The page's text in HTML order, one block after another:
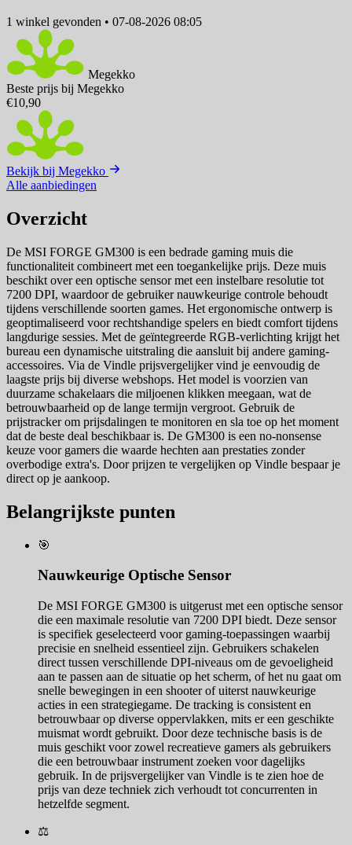
1 winkel gevonden • 07-08-2026 08:05
Megekko
Beste prijs bij Megekko
€10,90
Bekijk bij Megekko
Alle aanbiedingen
Overzicht
De MSI FORGE GM300 is een bedrade gaming muis die
functionaliteit combineert met een toegankelijke prijs. Deze muis
beschikt over een optische sensor met een instelbare resolutie tot
7200 DPI, waardoor de gebruiker nauwkeurige controle behoudt
tijdens verschillende soorten games. Het ergonomische ontwerp is
geoptimaliseerd voor rechtshandige spelers en biedt comfort tijdens
langdurige sessies. Met de geïntegreerde RGB-verlichting krijgt het
bureau een dynamische uitstraling die aansluit bij andere gaming-
accessoires. Via de Vindle prijsvergelijker vind je eenvoudig de
laagste prijs bij diverse webshops. Het model is voorzien van
duurzame schakelaars die miljoenen klikken meegaan, wat de
betrouwbaarheid op de lange termijn vergroot. Gebruik de
prijstracker om prijsdalingen te monitoren en sla toe op het moment
dat de beste deal beschikbaar is. De GM300 is een no-nonsense
keuze voor gamers die waarde hechten aan prestaties zonder
overbodige extra's. Door prijzen te vergelijken op Vindle bespaar je
direct op je aankoop.
Belangrijkste punten
🎯
Nauwkeurige Optische Sensor
De MSI FORGE GM300 is uitgerust met een optische sensor
die een maximale resolutie van 7200 DPI biedt. Deze sensor
is specifiek geselecteerd voor gaming-toepassingen waarbij
precisie en snelheid essentieel zijn. Gebruikers schakelen
direct tussen verschillende DPI-niveaus om de gevoeligheid
aan te passen aan de situatie op het scherm, of het nu gaat om
snelle bewegingen in een shooter of uiterst nauwkeurige
acties in een strategiegame. De tracking is consistent en
betrouwbaar op diverse oppervlakken, mits er een geschikte
muismat wordt gebruikt. Door deze technische basis is de
muis geschikt voor zowel recreatieve gamers als gebruikers
die een betrouwbaar instrument zoeken voor dagelijks
gebruik. In de prijsvergelijker van Vindle is te zien hoe de
prijs van deze techniek zich verhoudt tot concurrenten in
hetzelfde segment.
⚖️